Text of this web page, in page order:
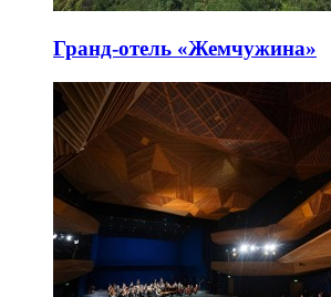
Гранд-отель «Жемчужина»